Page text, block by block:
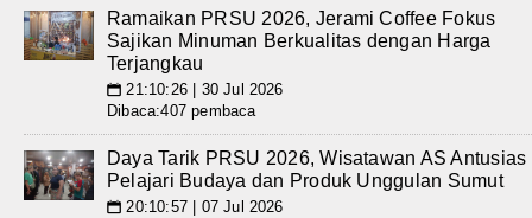
Ramaikan PRSU 2026, Jerami Coffee Fokus
Sajikan Minuman Berkualitas dengan Harga
Terjangkau
📅 21:10:26 | 30 Jul 2026
Dibaca:407 pembaca
Daya Tarik PRSU 2026, Wisatawan AS Antusias
Pelajari Budaya dan Produk Unggulan Sumut
📅 20:10:57 | 07 Jul 2026